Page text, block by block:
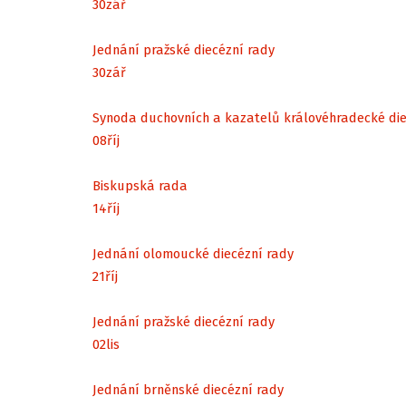
30zář
Jednání pražské diecézní rady
30zář
Synoda duchovních a kazatelů královéhradecké
08říj
Biskupská rada
14říj
Jednání olomoucké diecézní rady
21říj
Jednání pražské diecézní rady
02lis
Jednání brněnské diecézní rady